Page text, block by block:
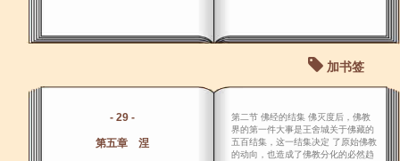
加书签
- 29 -
第五章 涅
第二节 佛经的结集 佛灭度后，佛教
界的第一件大事是王舍城关于佛藏的
五百结集，这一结集决定 了原始佛教
的动向，也造成了佛教分化的必然趋